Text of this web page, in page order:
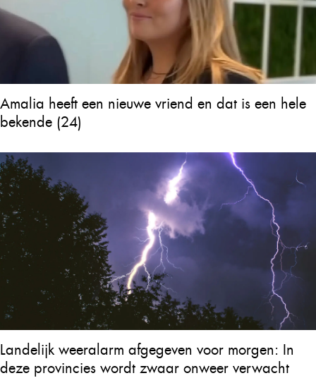
Amalia heeft een nieuwe vriend en dat is een hele
bekende (24)
Landelijk weeralarm afgegeven voor morgen: In
deze provincies wordt zwaar onweer verwacht